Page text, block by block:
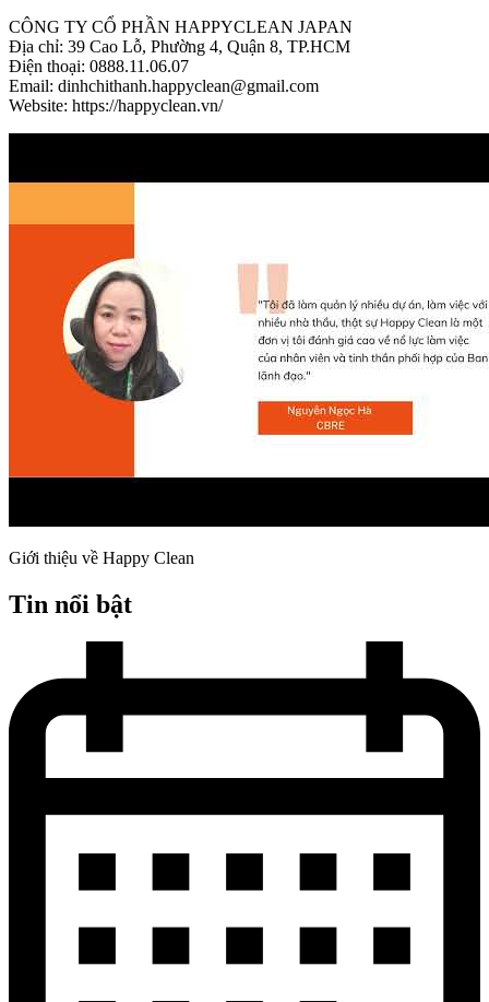
CÔNG TY CỔ PHẦN HAPPYCLEAN JAPAN
Địa chỉ: 39 Cao Lỗ, Phường 4, Quận 8, TP.HCM
Điện thoại: 0888.11.06.07
Email: dinhchithanh.happyclean@gmail.com
Website: https://happyclean.vn/
Giới thiệu về Happy Clean
Tin nổi bật